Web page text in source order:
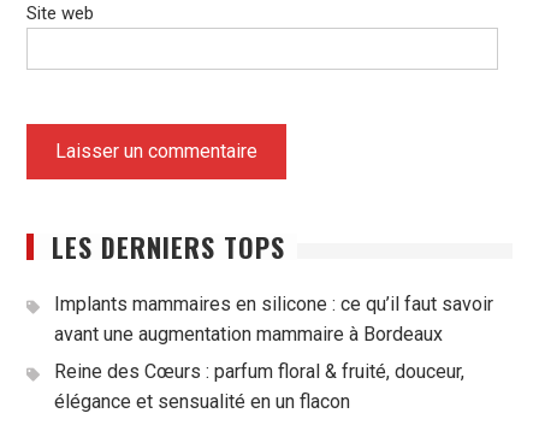
Site web
LES DERNIERS TOPS
Implants mammaires en silicone : ce qu’il faut savoir
avant une augmentation mammaire à Bordeaux
Reine des Cœurs : parfum floral & fruité, douceur,
élégance et sensualité en un flacon